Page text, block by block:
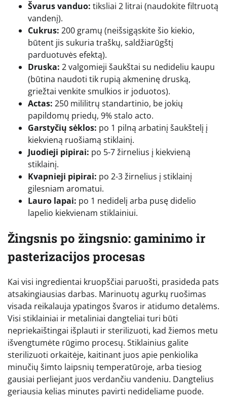
Švarus vanduo: tiksliai 2 litrai (naudokite filtruotą
vandenį).
Cukrus: 200 gramų (neišsigąskite šio kiekio,
būtent jis sukuria traškų, saldžiarūgštį
parduotuvės efektą).
Druska: 2 valgomieji šaukštai su nedideliu kaupu
(būtina naudoti tik rupią akmeninę druską,
griežtai venkite smulkios ir joduotos).
Actas: 250 mililitrų standartinio, be jokių
papildomų priedų, 9% stalo acto.
Garstyčių sėklos: po 1 pilną arbatinį šaukštelį į
kiekvieną ruošiamą stiklainį.
Juodieji pipirai: po 5-7 žirnelius į kiekvieną
stiklainį.
Kvapnieji pipirai: po 2-3 žirnelius į stiklainį
gilesniam aromatui.
Lauro lapai: po 1 nedidelį arba pusę didelio
lapelio kiekvienam stiklainiui.
Žingsnis po žingsnio: gaminimo ir
pasterizacijos procesas
Kai visi ingredientai kruopščiai paruošti, prasideda pats
atsakingiausias darbas. Marinuotų agurkų ruošimas
visada reikalauja ypatingos švaros ir atidumo detalėms.
Visi stiklainiai ir metaliniai dangteliai turi būti
nepriekaištingai išplauti ir sterilizuoti, kad žiemos metu
išvengtumėte rūgimo procesų. Stiklainius galite
sterilizuoti orkaitėje, kaitinant juos apie penkiolika
minučių šimto laipsnių temperatūroje, arba tiesiog
gausiai perliejant juos verdančiu vandeniu. Dangtelius
geriausia kelias minutes pavirti nedideliame puode.